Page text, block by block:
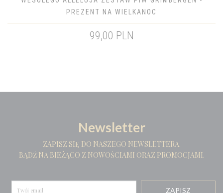
PREZENT NA WIELKANOC
99,00 PLN
Newsletter
ZAPISZ SIĘ DO NASZEGO NEWSLETTERA.
BĄDŹ NA BIEŻĄCO Z NOWOŚCIAMI ORAZ PROMOCJAMI.